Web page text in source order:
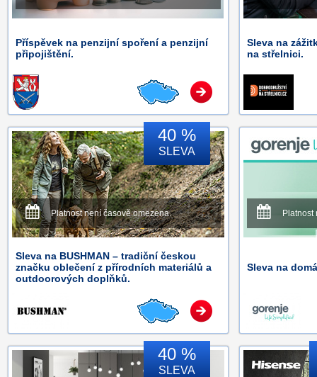
Příspěvek na penzijní spoření a penzijní
připojištění.
Sleva na
na střelnici.
40 %
SLEVA
Platnost není časově omezena.
Sleva na BUSHMAN – tradiční českou
značku oblečení z přírodních materiálů a
outdoorových doplňků.
Platnost
Sleva na
40 %
SLEVA